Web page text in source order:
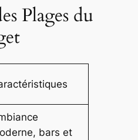
Plages du
bars et